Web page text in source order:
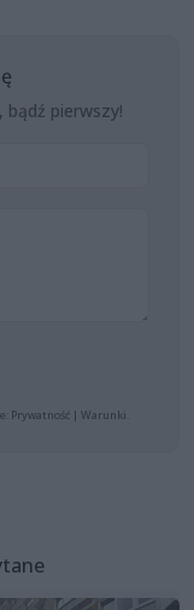
bądź pierwszy!
Prywatność | Warunki